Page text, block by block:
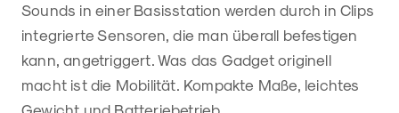
Sounds in einer Basisstation werden durch in Clips
integrierte Sensoren, die man überall befestigen
kann, angetriggert. Was das Gadget originell
macht ist die Mobilität. Kompakte Maße, leichtes